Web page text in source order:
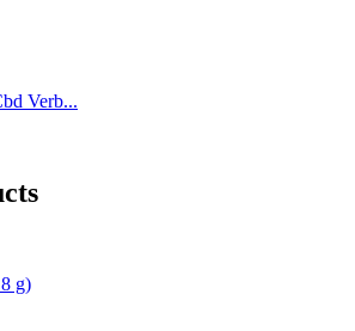
Verb...